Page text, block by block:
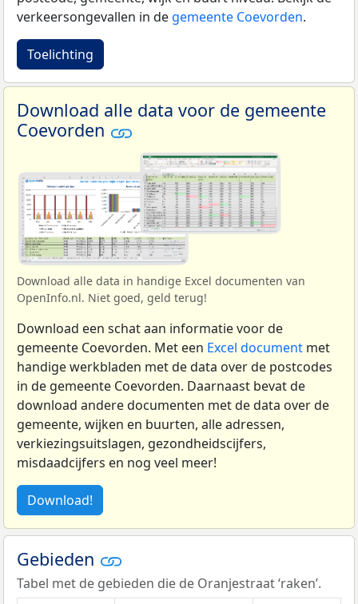
verkeersongevallen in de gemeente Coevorden.
Toelichting
Download alle data voor de gemeente
Coevorden
Download alle data in handige Excel documenten van
OpenInfo.nl. Niet goed, geld terug!
Download een schat aan informatie voor de
gemeente Coevorden. Met een Excel document met
handige werkbladen met de data over de postcodes
in de gemeente Coevorden. Daarnaast bevat de
download andere documenten met de data over de
gemeente, wijken en buurten, alle adressen,
verkiezingsuitslagen, gezondheidscijfers,
misdaadcijfers en nog veel meer!
Download!
Gebieden
Tabel met de gebieden die de Oranjestraat ‘raken’.